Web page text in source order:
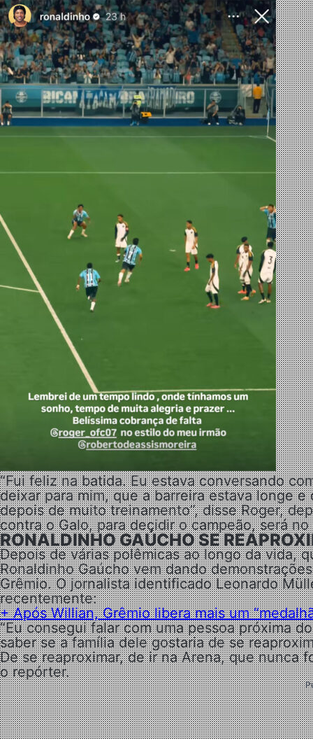
“Fui feliz na batida. Eu estava conversando
deixar para mim, que a barreira estava longe
depois de muito treinamento”, disse Roger,
contra o Galo, para decidir o campeão, será
RONALDINHO GAÚCHO SE
Depois de várias polêmicas ao longo da vida,
Ronaldinho Gaúcho vem dando
Grêmio. O jornalista identificado Leonardo
recentemente:
+ Após Willian, Grêmio libera mais um
“Eu consegui falar com uma pessoa próxima
saber se a família dele gostaria de se
De se reaproximar, de ir na Arena, que nunca
o repórter.